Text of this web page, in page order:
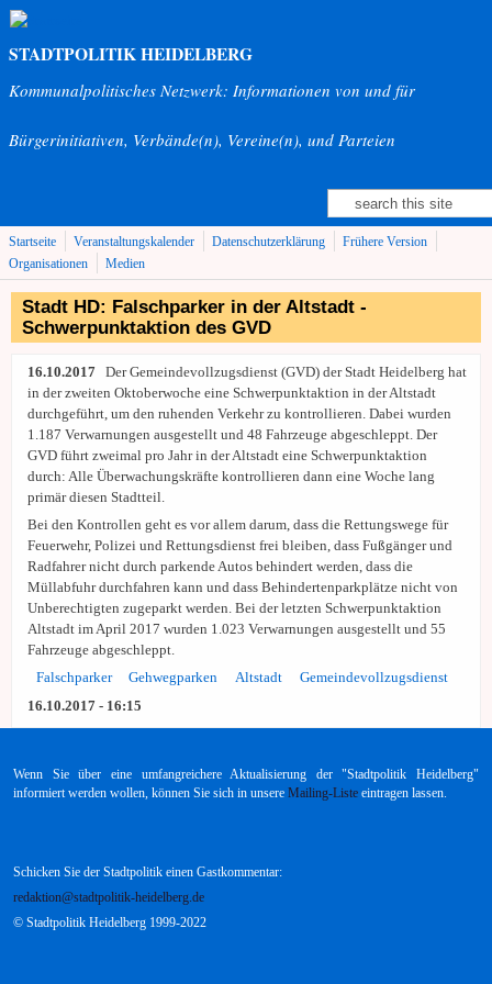
Direkt zum Inhalt
STADTPOLITIK HEIDELBERG
Kommunalpolitisches Netzwerk: Informationen von und für
Bürgerinitiativen, Verbände(n), Vereine(n), und Parteien
Suchformular
Suche
Startseite Veranstaltungskalender Datenschutzerklärung
Frühere Version
Organisationen
Medien
Stadt HD: Falschparker in der Altstadt -
Schwerpunktaktion des GVD
16.10.2017 Der Gemeindevollzugsdienst (GVD) der Stadt Heidelberg hat
in der zweiten Oktoberwoche eine Schwerpunktaktion in der Altstadt
durchgeführt, um den ruhenden Verkehr zu kontrollieren. Dabei wurden
1.187 Verwarnungen ausgestellt und 48 Fahrzeuge abgeschleppt. Der
GVD führt zweimal pro Jahr in der Altstadt eine Schwerpunktaktion
durch: Alle Überwachungskräfte kontrollieren dann eine Woche lang
primär diesen Stadtteil.
Bei den Kontrollen geht es vor allem darum, dass die Rettungswege für
Feuerwehr, Polizei und Rettungsdienst frei bleiben, dass Fußgänger und
Radfahrer nicht durch parkende Autos behindert werden, dass die
Müllabfuhr durchfahren kann und dass Behindertenparkplätze nicht von
Unberechtigten zugeparkt werden. Bei der letzten Schwerpunktaktion
Altstadt im April 2017 wurden 1.023 Verwarnungen ausgestellt und 55
Fahrzeuge abgeschleppt.
Falschparker
Gehwegparken Altstadt
Gemeindevollzugsdienst
16.10.2017 - 16:15
Wenn Sie über eine umfangreichere Aktualisierung der "Stadtpolitik Heidelberg"
informiert werden wollen, können Sie sich in unsere Mailing-Liste eintragen lassen.
Schicken Sie der Stadtpolitik einen Gastkommentar:
redaktion@stadtpolitik-heidelberg.de
© Stadtpolitik Heidelberg 1999-2022